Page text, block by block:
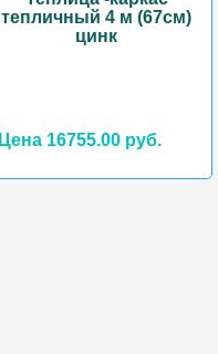
тепличный 4 м (67см)
цинк
Цена 16755.00 руб.